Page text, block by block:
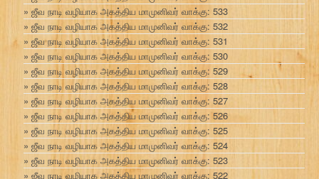
ஜீவ நாடி வழியாக அகத்திய மாமுனிவர் வாக்கு: 533
ஜீவ நாடி வழியாக அகத்திய மாமுனிவர் வாக்கு: 532
ஜீவ நாடி வழியாக அகத்திய மாமுனிவர் வாக்கு: 531
ஜீவ நாடி வழியாக அகத்திய மாமுனிவர் வாக்கு: 530
ஜீவ நாடி வழியாக அகத்திய மாமுனிவர் வாக்கு: 529
ஜீவ நாடி வழியாக அகத்திய மாமுனிவர் வாக்கு: 528
ஜீவ நாடி வழியாக அகத்திய மாமுனிவர் வாக்கு: 527
ஜீவ நாடி வழியாக அகத்திய மாமுனிவர் வாக்கு: 526
ஜீவ நாடி வழியாக அகத்திய மாமுனிவர் வாக்கு: 525
ஜீவ நாடி வழியாக அகத்திய மாமுனிவர் வாக்கு: 524
ஜீவ நாடி வழியாக அகத்திய மாமுனிவர் வாக்கு: 523
ஜீவ நாடி வழியாக அகத்திய மாமுனிவர் வாக்கு: 522